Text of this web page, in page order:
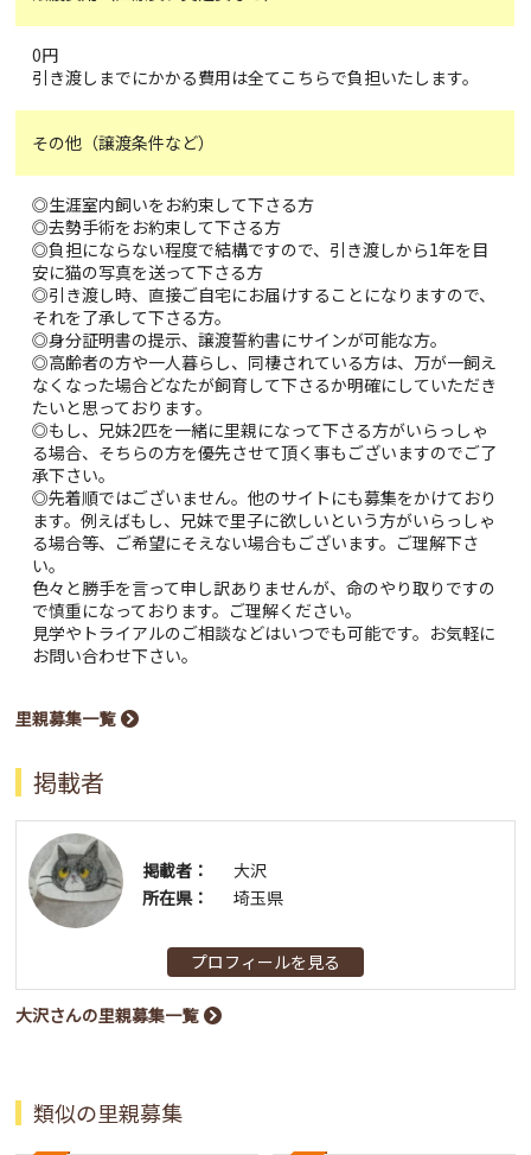
0円
引き渡しまでにかかる費用は全てこちらで負担いたします。
その他（譲渡条件など）
◎生涯室内飼いをお約束して下さる方
◎去勢手術をお約束して下さる方
◎負担にならない程度で結構ですので、引き渡しから1年を目
安に猫の写真を送って下さる方
◎引き渡し時、直接ご自宅にお届けすることになりますので、
それを了承して下さる方。
◎身分証明書の提示、譲渡誓約書にサインが可能な方。
◎高齢者の方や一人暮らし、同棲されている方は、万が一飼え
なくなった場合どなたが飼育して下さるか明確にしていただき
たいと思っております。
◎もし、兄妹2匹を一緒に里親になって下さる方がいらっしゃ
る場合、そちらの方を優先させて頂く事もございますのでご了
承下さい。
◎先着順ではございません。他のサイトにも募集をかけており
ます。例えばもし、兄妹で里子に欲しいという方がいらっしゃ
る場合等、ご希望にそえない場合もございます。ご理解下さ
い。
色々と勝手を言って申し訳ありませんが、命のやり取りですの
で慎重になっております。ご理解ください。
見学やトライアルのご相談などはいつでも可能です。お気軽に
お問い合わせ下さい。
里親募集一覧
掲載者
掲載者：
大沢
所在県：
埼玉県
プロフィールを見る
大沢さんの里親募集一覧
類似の里親募集